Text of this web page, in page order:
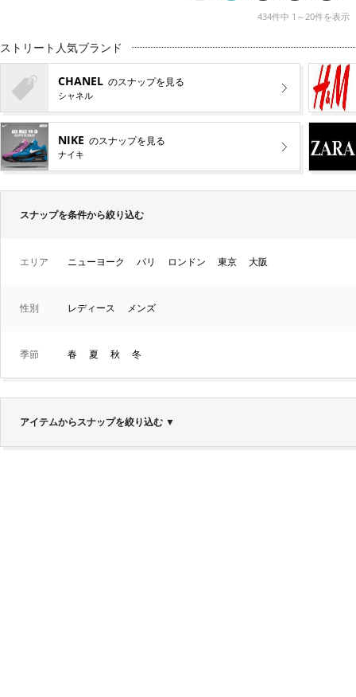
434件中 1～20件を表示
ストリート人気ブランド
CHANEL のスナップを見る
シャネル
NIKE のスナップを見る
ナイキ
スナップを条件から絞り込む
エリア ニューヨーク パリ ロンドン 東京 大阪
性別 レディース メンズ
季節 春 夏 秋 冬
アイテムからスナップを絞り込む ▼